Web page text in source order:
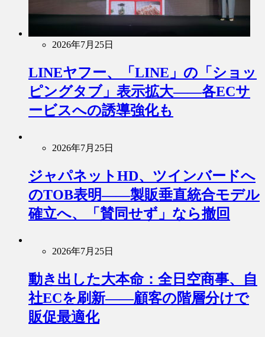
2026年7月25日
LINEヤフー、「LINE」の「ショッ
ピングタブ」表示拡大――各ECサ
ービスへの誘導強化も
2026年7月25日
ジャパネットHD、ツインバードへ
のTOB表明――製販垂直統合モデル
確立へ、「賛同せず」なら撤回
2026年7月25日
動き出した大本命：全日空商事、自
社ECを刷新――顧客の階層分けで
販促最適化